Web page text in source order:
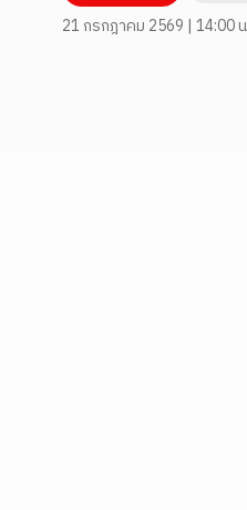
21 กรกฎาคม 2569 | 14:00